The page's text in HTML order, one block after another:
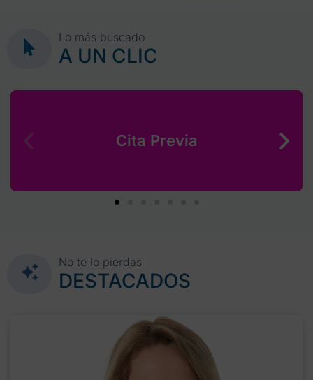
Lo más buscado
A UN CLIC
Cita Previa
No te lo pierdas
DESTACADOS